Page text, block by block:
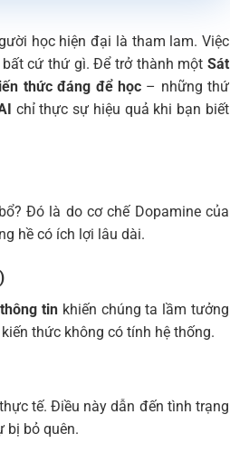
học hiện đại là tham lam. Việc
cứ thứ gì. Để trở thành một Sát
thức đáng để học– những thứ
chỉ thực sự hiệu quả khi bạn biết
Đó là do cơ chế Dopamine của
hề có ích lợi lâu dài.
tin khiến chúng ta lầm tưởng
thức không có tính hệ thống.
tế. Điều này dẫn đến tình trạng
bị bỏ quên.